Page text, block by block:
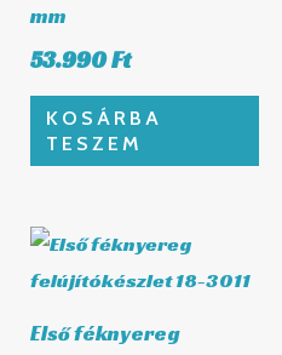
mm
53.990Ft
KOSÁRBA
TESZEM
Első féknyereg